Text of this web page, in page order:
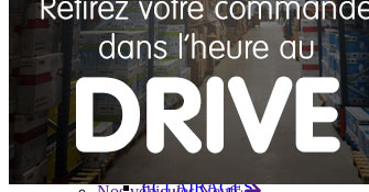
Stations électriques portables
Accessoires batteries
Chargeurs de batteries
Séparateurs de batteries
Gamme VICTRON ENERGY
Piles à combustible
Groupes Electrogènes
Convertisseurs 12V - 230V
ECLAIRAGES
Nouveautés
Déstockage
Ventes Flash
Reconditionnés
Nos Véhicules en concession
Le Magasin
Concession & Véhicules